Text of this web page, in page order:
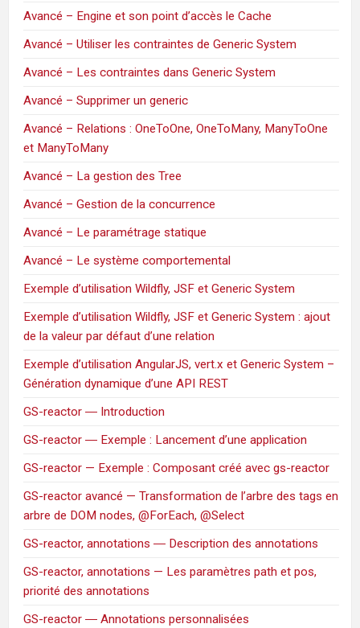
Avancé – Engine et son point d’accès le Cache
Avancé – Utiliser les contraintes de Generic System
Avancé – Les contraintes dans Generic System
Avancé – Supprimer un generic
Avancé – Relations : OneToOne, OneToMany, ManyToOne
et ManyToMany
Avancé – La gestion des Tree
Avancé – Gestion de la concurrence
Avancé – Le paramétrage statique
Avancé – Le système comportemental
Exemple d’utilisation Wildfly, JSF et Generic System
Exemple d’utilisation Wildfly, JSF et Generic System : ajout
de la valeur par défaut d’une relation
Exemple d’utilisation AngularJS, vert.x et Generic System –
Génération dynamique d’une API REST
GS-reactor ― Introduction
GS-reactor ― Exemple : Lancement d’une application
GS-reactor — Exemple : Composant créé avec gs-reactor
GS-reactor avancé — Transformation de l’arbre des tags en
arbre de DOM nodes, @ForEach, @Select
GS-reactor, annotations ― Description des annotations
GS-reactor, annotations — Les paramètres path et pos,
priorité des annotations
GS-reactor ― Annotations personnalisées